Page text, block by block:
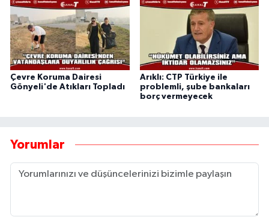
Çevre Koruma Dairesi
Gönyeli'de Atıkları Topladı
Arıklı: CTP Türkiye ile
problemli, şube bankaları
borç vermeyecek
Yorumlar